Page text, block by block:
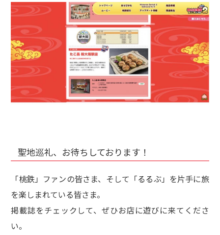
聖地巡礼、お待ちしております！
「桃鉄」ファンの皆さま、そして「るるぶ」を片手に旅
を楽しまれている皆さま。
掲載誌をチェックして、ぜひお店に遊びに来てくださ
い。